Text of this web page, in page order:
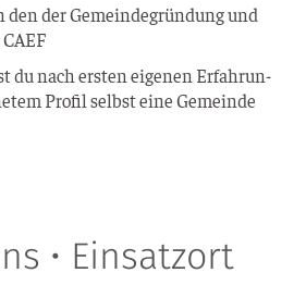
der Gemein­de­grün­dung und
du nach ers­ten eige­nen Erfah­run­
Pro­fil selbst eine Gemein­de
• Einsatzort